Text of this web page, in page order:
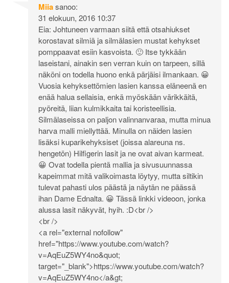
Miiasanoo:
31 elokuun, 2016 10:37
Eia: Johtuneen varmaan siitä että otsahiukset
korostavat silmiä ja silmälasien mustat kehykset
pomppaavat esiin kasvoista. 🙂 Itse tykkään
laseistani, ainakin sen verran kuin on tarpeen, sillä
näköni on todella huono enkä pärjäisi ilmankaan. 😀
Vuosia kehyksettömien lasien kanssa eläneenä en
enää halua sellaisia, enkä myöskään värikkäitä,
pyöreitä, liian kulmikkaita tai koristeellisia.
Silmälaseissa on paljon valinnanvaraa, mutta minua
harva malli miellyttää. Minulla on näiden lasien
lisäksi kuparikehyksiset (joissa alareuna ns.
hengetön) Hilfigerin lasit ja ne ovat aivan karmeat.
😀 Ovat todella pientä mallia ja sivusuunnassa
kapeimmat mitä valikoimasta löytyy, mutta siltikin
tulevat pahasti ulos päästä ja näytän ne päässä
ihan Dame Ednalta. 😀 Tässä linkki videoon, jonka
alussa lasit näkyvät, hyih. :D<br />
<br />
<a rel="external nofollow"
href="https://www.youtube.com/watch?
v=AqEuZ5WY4no&quot;
target="_blank">https://www.youtube.com/watch?
v=AqEuZ5WY4no</a&gt;